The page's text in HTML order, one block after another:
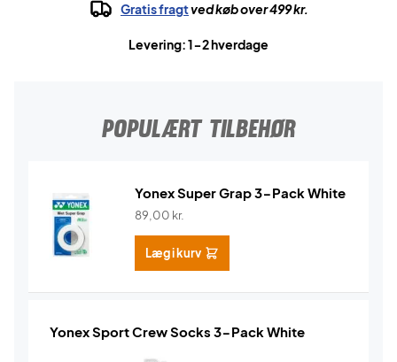
Gratis fragtved køb over 499 kr.
Levering: 1-2 hverdage
POPULÆRT TILBEHØR
Yonex Super Grap 3-Pack White
89,00 kr.
Læg i kurv
Yonex Sport Crew Socks 3-Pack White